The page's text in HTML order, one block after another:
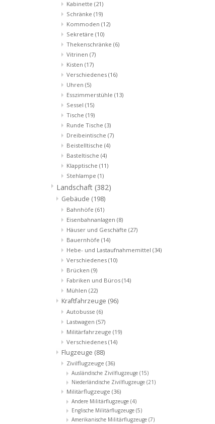
Kabinette (21)
Schränke (19)
Kommoden (12)
Sekretäre (10)
Thekenschränke (6)
Vitrinen (7)
Kisten (17)
Verschiedenes (16)
Uhren (5)
Esszimmerstühle (13)
Sessel (15)
Tische (19)
Runde Tische (3)
Dreibeintische (7)
Beistelltische (4)
Basteltische (4)
Klapptische (11)
Stehlampe (1)
Landschaft (382)
Gebäude (198)
Bahnhöfe (61)
Eisenbahnanlagen (8)
Häuser und Geschäfte (27)
Bauernhöfe (14)
Hebe- und Lastaufnahmemittel (34)
Verschiedenes (10)
Brücken (9)
Fabriken und Büros (14)
Mühlen (22)
Kraftfahrzeuge (96)
Autobusse (6)
Lastwagen (57)
Militärfahrzeuge (19)
Verschiedenes (14)
Flugzeuge (88)
Zivilflugzeuge (36)
Ausländische Zivilflugzeuge (15)
Niederländische Zivilflugzeuge (21)
Militärflugzeuge (36)
Andere Militärflugzeuge (4)
Englische Militärflugzeuge (5)
Amerikanische Militärflugzeuge (7)